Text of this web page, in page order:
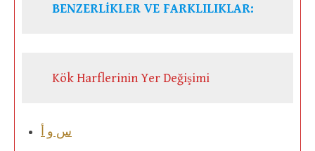
BENZERLİKLER VE FARKLILIKLAR:
Kök Harflerinin Yer Değişimi
س و أ